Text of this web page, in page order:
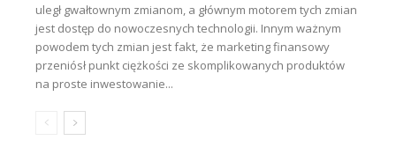
uległ gwałtownym zmianom, a głównym motorem tych zmian
jest dostęp do nowoczesnych technologii. Innym ważnym
powodem tych zmian jest fakt, że marketing finansowy
przeniósł punkt ciężkości ze skomplikowanych produktów
na proste inwestowanie...